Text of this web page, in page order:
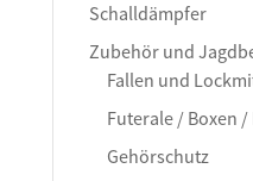
Schalldämpfer
Zubehör und
Fallen und
Futerale / Boxen /
Gehörschutz